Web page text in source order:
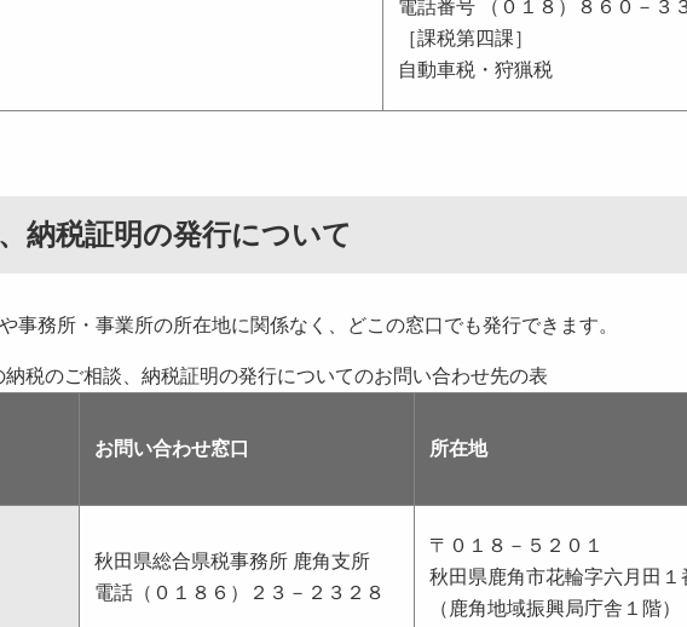
電話番号 （０１８）８６０－３
［課税第四課］
自動車税・狩猟税
納税証明の発行について
事務所・事業所の所在地に関係なく、どこの窓口でも発行できます。
納税のご相談、納税証明の発行についてのお問い合わせ先の表
お問い合わせ窓口 所在地
秋田県総合県税事務所 鹿角支所
電話（０１８６）２３－２３２８
〒０１８－５２０１
秋田県鹿角市花輪字六月田１
（鹿角地域振興局庁舎１階）